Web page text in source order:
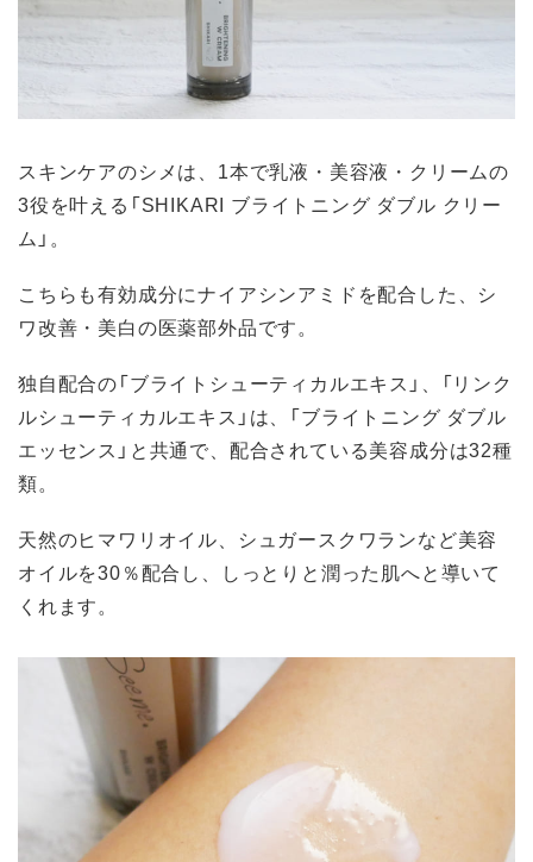
スキンケアのシメは、1本で乳液・美容液・クリームの
3役を叶える「SHIKARI ブライトニング ダブル クリー
ム」。
こちらも有効成分にナイアシンアミドを配合した、シ
ワ改善・美白の医薬部外品です。
独自配合の「ブライトシューティカルエキス」、「リンク
ルシューティカルエキス」は、「ブライトニング ダブル
エッセンス」と共通で、配合されている美容成分は32種
類。
天然のヒマワリオイル、シュガースクワランなど美容
オイルを30％配合し、しっとりと潤った肌へと導いて
くれます。